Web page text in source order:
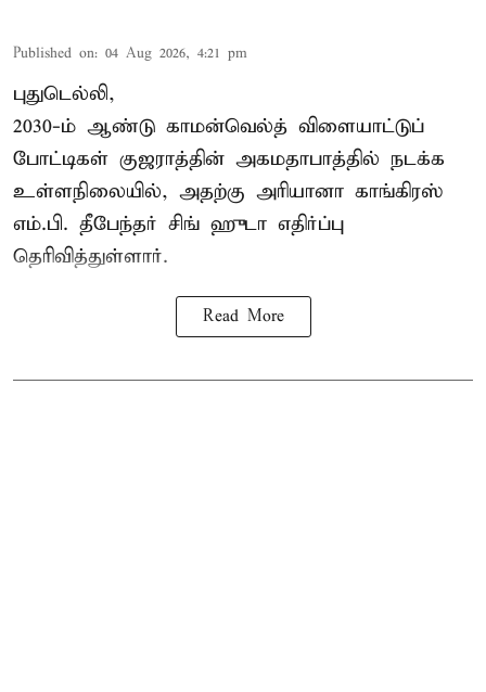
Published on: 04 Aug 2026, 4:21 pm
புதுடெல்லி,
2030-ம் ஆண்டு காமன்வெல்த் விளையாட்டுப்
போட்டிகள் குஜராத்தின் அகமதாபாத்தில் நடக்க
உள்ளநிலையில், அதற்கு அரியானா காங்கிரஸ்
எம்.பி. தீபேந்தர் சிங் ஹுடா எதிர்ப்பு
தெரிவித்துள்ளார்.
Read More